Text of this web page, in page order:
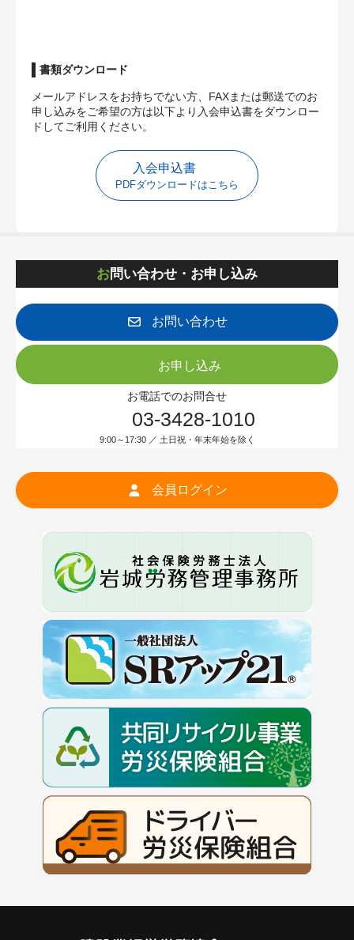
当組合への送信フォームよりインターネットを通じて送信
ーによる暗号化を施しておりますが、当組合はSSLテクノ
ロジーの安全性等について保証するものではありません。
なお、貴殿はいかなる場合においても、当組合へのお問合
7．開示、訂正、利用停止等について
保有個人データについて、開示、訂正、利用停止等のお申
し出があった場合には、当組合所定の方法によって、対応
します。具体的な方法については、個別にご案内しますの
8．個人情報の安全管理について
取得した個人情報につきましては、漏洩、滅失またはき損
つ適切な措置を講じます。
なお、クッキーやウェブビーコン等を用いるなどして、本
人が容易に認識できない方法による個人情報の取得は行っ
以上
個人情報の取得に関する当所の措置へのお問合せ・苦情・
建設業経営労務協会
TEL 03-3428-1010 FAX 03-3410-4864
受付時間 9：00～17：30
書類ダウンロード
メールアドレスをお持ちでない方、FAXまたは郵送でのお
申し込みをご希望の方は以下より入会申込書をダウンロー
ドしてご利用ください。
入会申込書
PDFダウンロードはこちら
お問い合わせ・お申し込み
お問い合わせ
お申し込み
お電話でのお問合せ
03-3428-1010
9:00～17:30 ／ 土日祝・年末年始を除く
会員ログイン